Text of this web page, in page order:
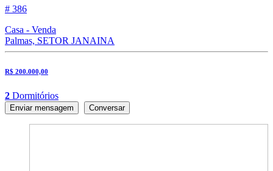
# 386
Casa - Venda
Palmas, SETOR JANAINA
R$ 200.000,00
2 Dormitórios
Enviar mensagem Conversar